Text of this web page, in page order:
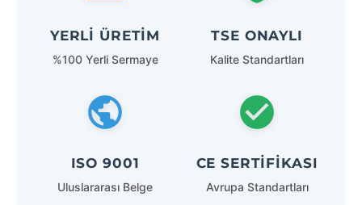
YERLI ÜRETIM
%100 Yerli Sermaye
TSE ONAYLI
Kalite Standartları
ISO 9001
Uluslararası Belge
CE SERTIFIKASI
Avrupa Standartları